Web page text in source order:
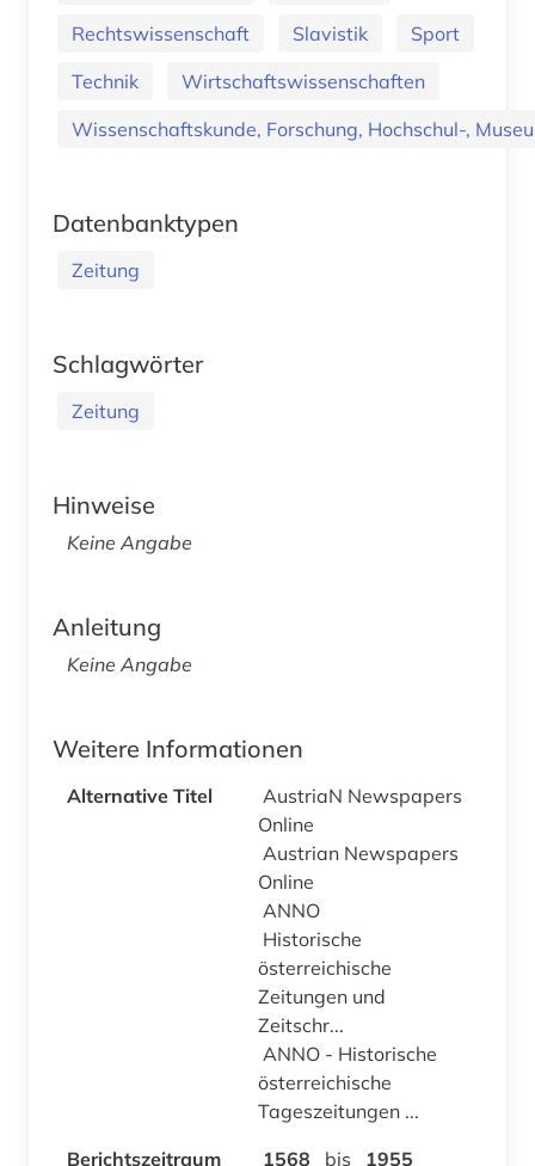
Rechtswissenschaft Slavistik
Sport
Technik
Wirtschaftswissenschaften
Wissenschaftskunde, Forschung, Hochschul-,
Datenbanktypen
Zeitung
Schlagwörter
Zeitung
Hinweise
Keine Angabe
Anleitung
Keine Angabe
Weitere Informationen
Alternative Titel
AustriaN Newspapers
Online
Austrian Newspapers
Online
ANNO
Historische
österreichische
Zeitungen und
Zeitschr...
ANNO - Historische
österreichische
Tageszeitungen ...
Berichtszeitraum
1568 bis 1955